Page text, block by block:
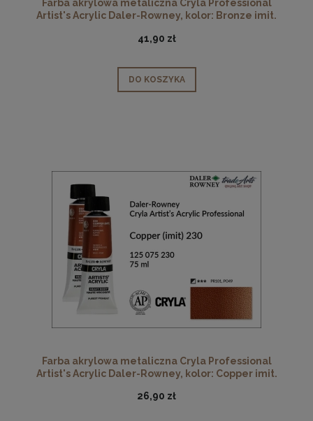
Farba akrylowa metaliczna Cryla Professional
Artist's Acrylic Daler-Rowney, kolor: Bronze imit.
41,90 zł
DO KOSZYKA
Farba akrylowa metaliczna Cryla Professional
Artist's Acrylic Daler-Rowney, kolor: Copper imit.
26,90 zł